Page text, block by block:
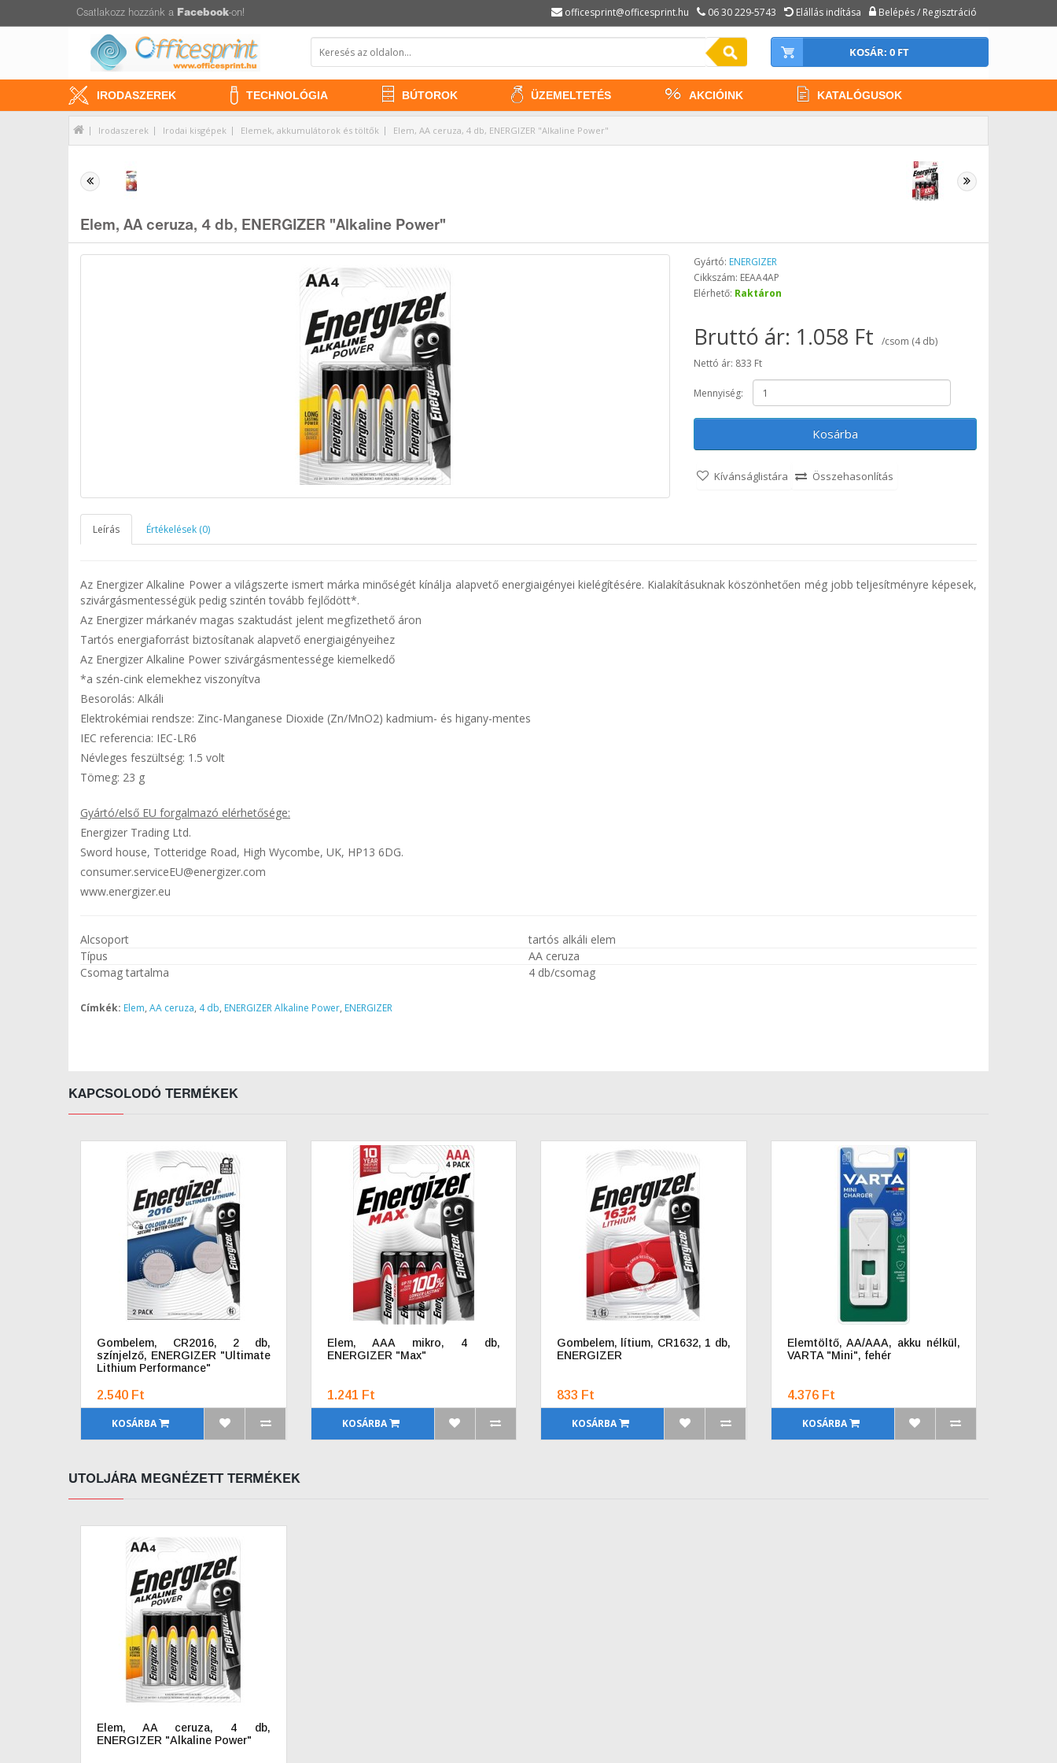
Csatlakozz hozzánk a Facebook-on! officesprint@officesprint.hu 06 30 229-5743 Elállás indítása Belépés / Regisztráció
KOSÁR: 0 FT
IRODASZEREK TECHNOLÓGIA BÚTOROK ÜZEMELTETÉS AKCIÓINK KATALÓGUSOK
Irodaszerek Irodai kisgépek Elemek, akkumulátorok és töltők Elem, AA ceruza, 4 db, ENERGIZER "Alkaline Power"
Elem, AA ceruza, 4 db, ENERGIZER "Alkaline Power"
Gyártó: ENERGIZER
Cikkszám: EEAA4AP
Elérhető: Raktáron
Bruttó ár: 1.058 Ft
/csom (4 db)
Nettó ár: 833 Ft
Mennyiség:
Kosárba
Kívánságlistára Összehasonlítás
Leírás Értékelések (0)
Az Energizer Alkaline Power a világszerte ismert márka minőségét kínálja alapvető energiaigényei kielégítésére. Kialakításuknak köszönhetően még jobb teljesítményre képesek,
szivárgásmentességük pedig szintén tovább fejlődött*.
Az Energizer márkanév magas szaktudást jelent megfizethető áron
Tartós energiaforrást biztosítanak alapvető energiaigényeihez
Az Energizer Alkaline Power szivárgásmentessége kiemelkedő
*a szén-cink elemekhez viszonyítva
Besorolás: Alkáli
Elektrokémiai rendsze: Zinc-Manganese Dioxide (Zn/MnO2) kadmium- és higany-mentes
IEC referencia: IEC-LR6
Névleges feszültség: 1.5 volt
Tömeg: 23 g
Gyártó/első EU forgalmazó elérhetősége:
Energizer Trading Ltd.
Sword house, Totteridge Road, High Wycombe, UK, HP13 6DG.
consumer.serviceEU@energizer.com
www.energizer.eu
Alcsoport
tartós alkáli elem
Típus
AA ceruza
Csomag tartalma
4 db/csomag
Címkék: Elem, AA ceruza, 4 db, ENERGIZER Alkaline Power, ENERGIZER
KAPCSOLODÓ TERMÉKEK
Gombelem, CR2016, 2 db,
színjelző, ENERGIZER "Ultimate
Lithium Performance"
2.540 Ft
KOSÁRBA
Elem, AAA mikro, 4 db,
ENERGIZER "Max"
1.241 Ft
KOSÁRBA
Gombelem, lítium, CR1632, 1 db,
ENERGIZER
833 Ft
KOSÁRBA
Elemtöltő, AA/AAA, akku nélkül,
VARTA "Mini", fehér
4.376 Ft
KOSÁRBA
UTOLJÁRA MEGNÉZETT TERMÉKEK
Elem, AA ceruza, 4 db,
ENERGIZER "Alkaline Power"